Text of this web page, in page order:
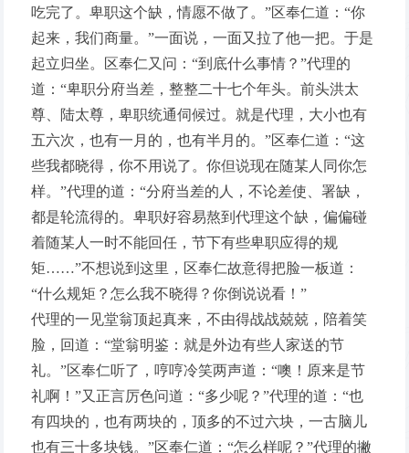
吃完了。卑职这个缺，情愿不做了。”区奉仁道：“你
起来，我们商量。”一面说，一面又拉了他一把。于是
起立归坐。区奉仁又问：“到底什么事情？”代理的
道：“卑职分府当差，整整二十七个年头。前头洪太
尊、陆太尊，卑职统通伺候过。就是代理，大小也有
五六次，也有一月的，也有半月的。”区奉仁道：“这
些我都晓得，你不用说了。你但说现在随某人同你怎
样。”代理的道：“分府当差的人，不论差使、署缺，
都是轮流得的。卑职好容易熬到代理这个缺，偏偏碰
着随某人一时不能回任，节下有些卑职应得的规
矩……”不想说到这里，区奉仁故意得把脸一板道：
“什么规矩？怎么我不晓得？你倒说说看！”
代理的一见堂翁顶起真来，不由得战战兢兢，陪着笑
脸，回道：“堂翁明鉴：就是外边有些人家送的节
礼。”区奉仁听了，哼哼冷笑两声道：“噢！原来是节
礼啊！”又正言厉色问道：“多少呢？”代理的道：“也
有四块的，也有两块的，顶多的不过六块，一古脑儿
也有三十多块钱。”区奉仁道：“怎么样呢？”代理的撇